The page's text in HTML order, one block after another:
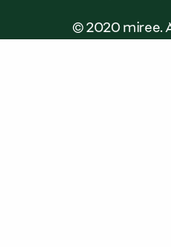
© 2020 miree.